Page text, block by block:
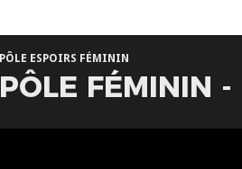
PÔLE ESPOIRS FÉMININ
PÔLE FÉMININ